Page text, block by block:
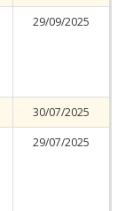
29/09/2025
30/07/2025
29/07/2025